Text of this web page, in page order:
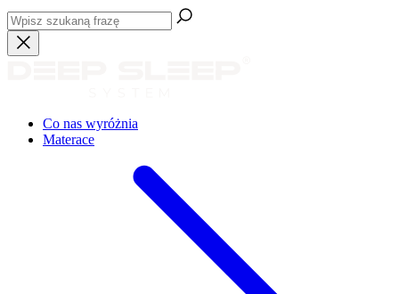
Co nas wyróżnia
Materace